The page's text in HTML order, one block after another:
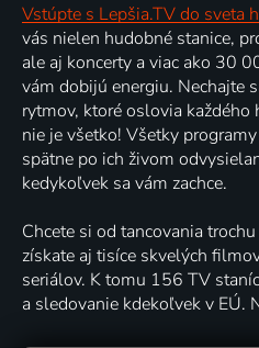
Vstúpte s Lepšia.TV do sveta
vás nielen hudobné stanice,
ale aj koncerty a viac ako 30
vám dobijú energiu. Nechajte
rytmov, ktoré oslovia každého
nie je všetko! Všetky
spätne po ich živom
kedykoľvek sa vám zachce.
Chcete si od tancovania
získate aj tisíce skvelých
seriálov. K tomu 156 TV
a sledovanie kdekoľvek v EÚ.